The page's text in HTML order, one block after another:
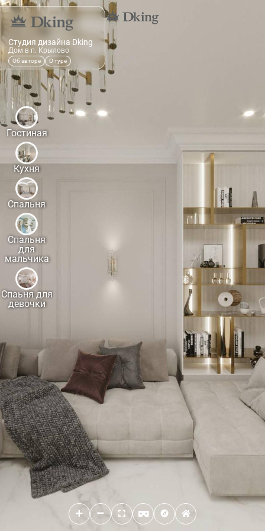
Студия дизайна Dking
Дом в п. Крылово
Об авторе О туре
Гостиная
Кухня
Спальня
Спальня
для
мальчика
Спаьня для
девочки